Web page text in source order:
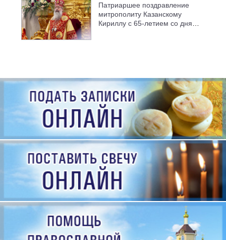
Патриаршее поздравление
митрополиту Казанскому
Кириллу с 65-летием со дня